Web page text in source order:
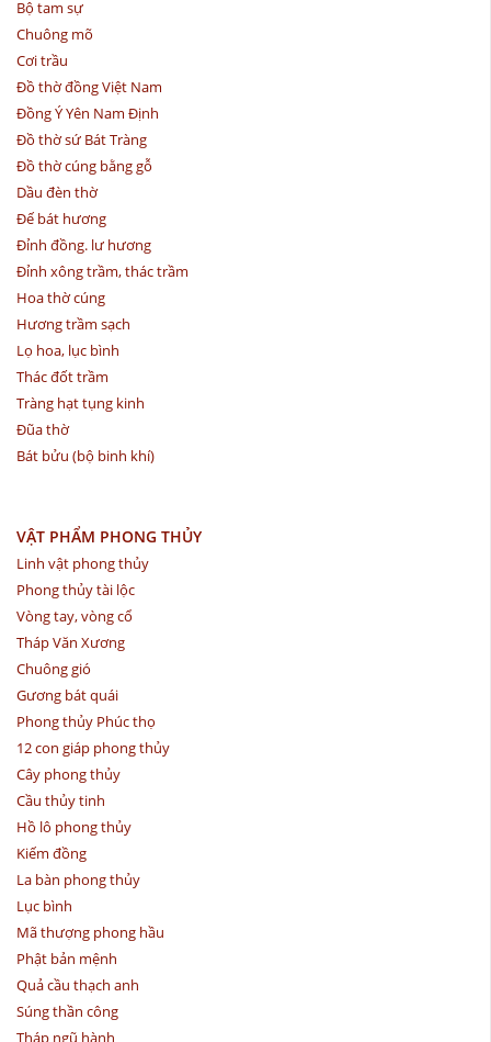
Bộ tam sự
Chuông mõ
Cơi trầu
Đồ thờ đồng Việt Nam
Đồng Ý Yên Nam Định
Đồ thờ sứ Bát Tràng
Đồ thờ cúng bằng gỗ
Dầu đèn thờ
Đế bát hương
Đỉnh đồng. lư hương
Đỉnh xông trầm, thác trầm
Hoa thờ cúng
Hương trầm sạch
Lọ hoa, lục bình
Thác đốt trầm
Tràng hạt tụng kinh
Đũa thờ
Bát bửu (bộ binh khí)
VẬT PHẨM PHONG THỦY
Linh vật phong thủy
Phong thủy tài lộc
Vòng tay, vòng cổ
Tháp Văn Xương
Chuông gió
Gương bát quái
Phong thủy Phúc thọ
12 con giáp phong thủy
Cây phong thủy
Cầu thủy tinh
Hồ lô phong thủy
Kiếm đồng
La bàn phong thủy
Lục bình
Mã thượng phong hầu
Phật bản mệnh
Quả cầu thạch anh
Súng thần công
Tháp ngũ hành